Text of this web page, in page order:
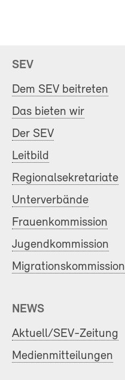
SEV
Dem SEV beitreten
Das bieten wir
Der SEV
Leitbild
Regionalsekretariate
Unterverbände
Frauenkommission
Jugendkommission
Migrationskommission
NEWS
Aktuell/SEV-Zeitung
Medienmitteilungen